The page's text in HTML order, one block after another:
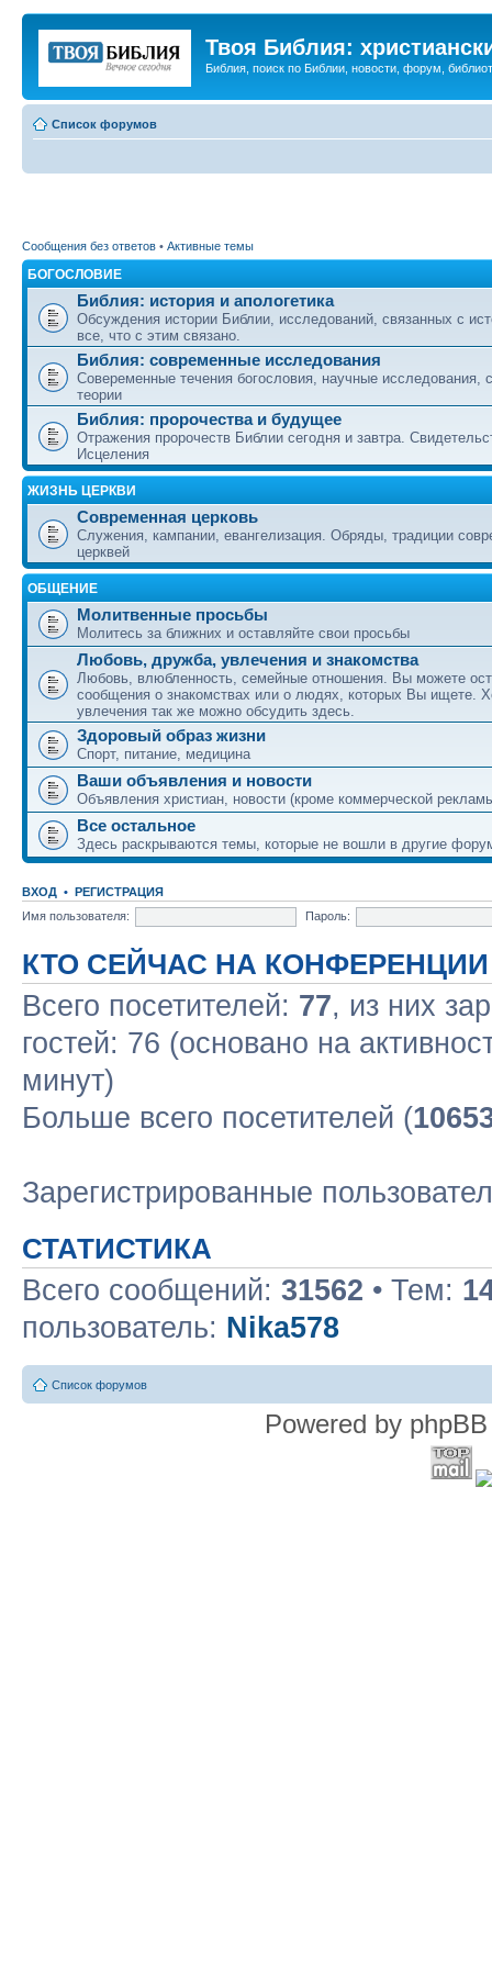
Твоя Библия:
Библия, поиск по Библии, новости, форум,
Список форумов
Сообщения без ответов • Активные темы
БОГОСЛОВИЕ
Библия: история и апологетика
Обсуждения истории Библии, исследований, связанных с
все, что с этим связано.
Библия: современные исследования
Совеременные течения богословия, научные исследования,
теории
Библия: пророчества и будущее
Отражения пророчеств Библии сегодня и завтра.
Исцеления
ЖИЗНЬ ЦЕРКВИ
Современная церковь
Служения, кампании, евангелизация. Обряды, традиции
церквей
ОБЩЕНИЕ
Молитвенные просьбы
Молитесь за ближних и оставляйте свои просьбы
Любовь, дружба, увлечения и знакомства
Любовь, влюбленность, семейные отношения. Вы можете
сообщения о знакомствах или о людях, которых Вы ищете.
увлечения так же можно обсудить здесь.
Здоровый образ жизни
Спорт, питание, медицина
Ваши объявления и новости
Объявления христиан, новости (кроме коммерческой
Все остальное
Здесь раскрываются темы, которые не вошли в другие
ВХОД • РЕГИСТРАЦИЯ
Имя пользователя:
Пароль:
КТО СЕЙЧАС НА КОНФЕРЕНЦИИ
Всего посетителей: 77, из них
гостей: 76 (основано на
минут)
Больше всего посетителей (
Зарегистрированные
СТАТИСТИКА
Всего сообщений: 31562 • Тем:
пользователь: Nika578
Список форумов
Powered by